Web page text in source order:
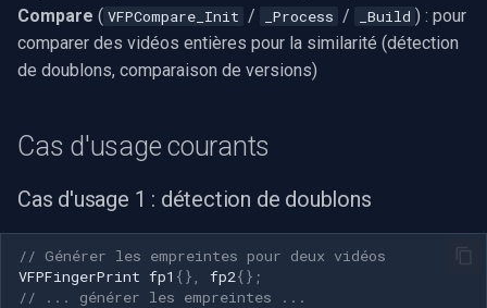
Compare ( VFPCompare_Init / _Process / _Build ) : pour
comparer des vidéos entières pour la similarité (détection
de doublons, comparaison de versions)
Cas d'usage courants
Cas d'usage 1 : détection de doublons
// Générer les empreintes pour deux vidéos
VFPFingerPrint fp1 {}, fp2{};
// ... générer les empreintes ...